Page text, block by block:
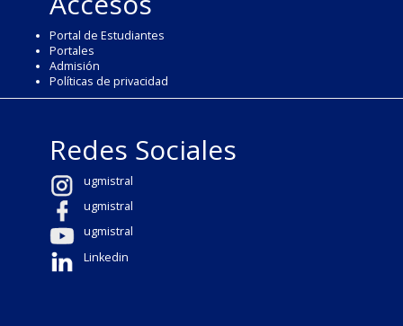
Portal de Estudiantes
Portales
Admisión
Políticas de privacidad
Redes Sociales
ugmistral
ugmistral
ugmistral
Linkedin